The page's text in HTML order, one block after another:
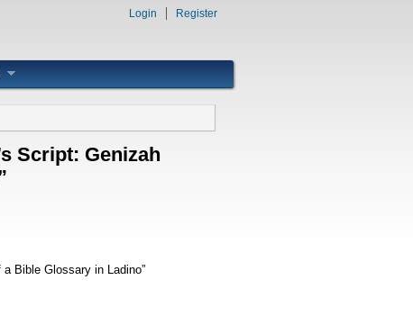
Login Register
Script: Genizah
Bible Glossary in Ladino”